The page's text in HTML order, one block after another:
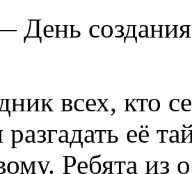
всех, кто
разгадать её
Ребята из